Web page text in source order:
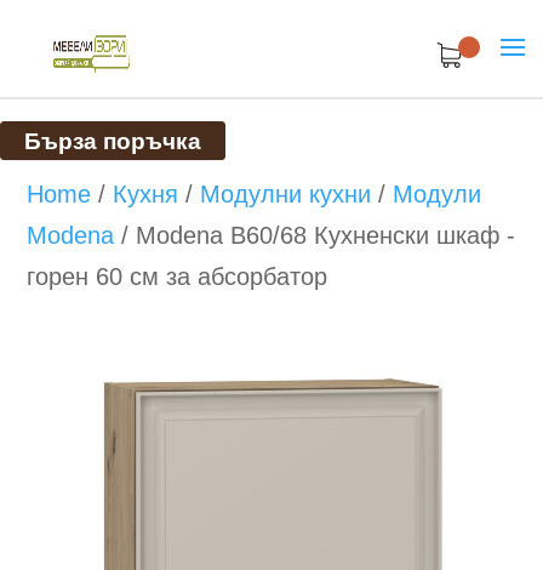
Бърза поръчка
Home / Кухня / Модулни кухни / Модули
Modena / Modena B60/68 Кухненски шкаф -
горен 60 см за абсорбатор